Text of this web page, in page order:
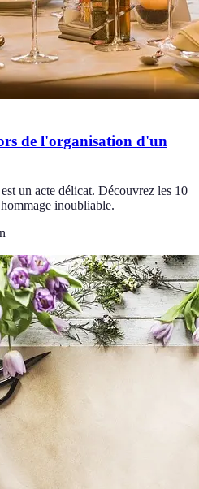
de l'organisation d'un
un acte délicat. Découvrez les 10
inoubliable.